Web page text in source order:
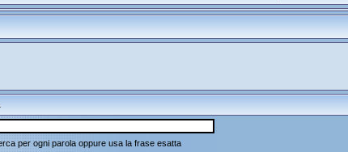
per ogni parola oppure usa la frase esatta